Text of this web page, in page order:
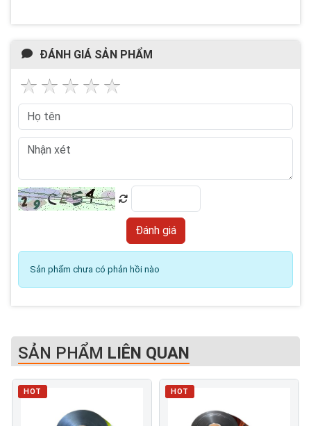
ĐÁNH GIÁ SẢN PHẨM
Sản phẩm chưa có phản hồi nào
SẢN PHẨM LIÊN QUAN
HOT HOT